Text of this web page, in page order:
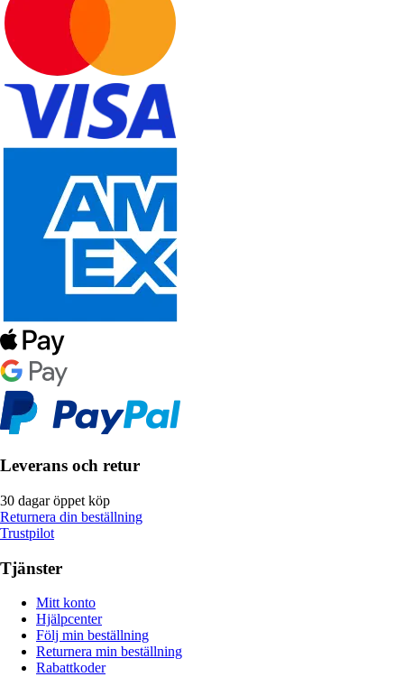
Leverans och retur
30 dagar öppet köp
Returnera din beställning
Trustpilot
Tjänster
Mitt konto
Hjälpcenter
Följ min beställning
Returnera min beställning
Rabattkoder